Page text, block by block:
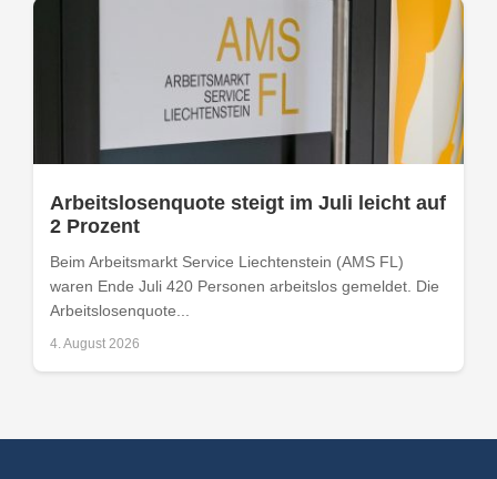
Arbeitslosenquote steigt im Juli leicht auf
2 Prozent
Beim Arbeitsmarkt Service Liechtenstein (AMS FL)
waren Ende Juli 420 Personen arbeitslos gemeldet. Die
Arbeitslosenquote...
4. August 2026